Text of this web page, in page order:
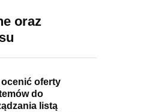
oraz
oferty
do
listą